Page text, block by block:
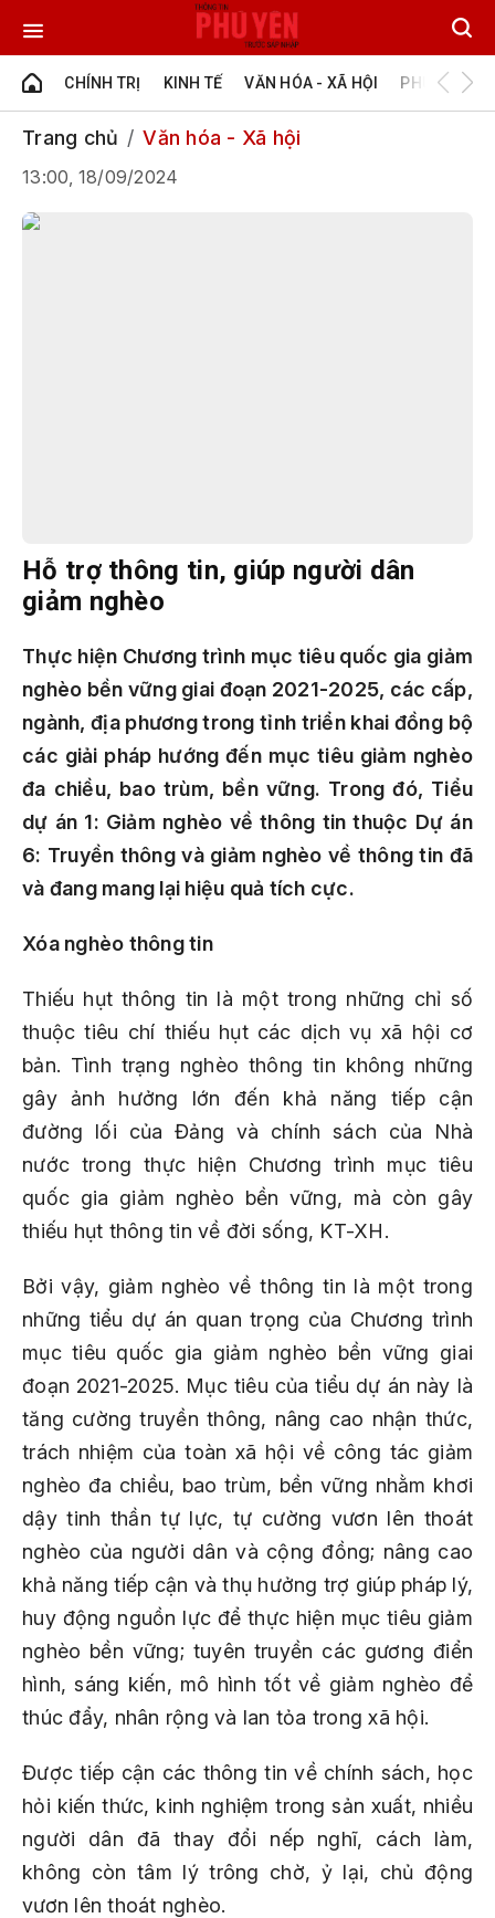
CHÍNH TRỊ KINH TẾ VĂN HÓA - XÃ HỘI PHÚ YÊN -
Trang chủ Văn hóa - Xã hội
13:00, 18/09/2024
Hỗ trợ thông tin, giúp người dân
giảm nghèo
Thực hiện Chương trình mục tiêu quốc gia giảm
nghèo bền vững giai đoạn 2021-2025, các cấp,
ngành, địa phương trong tỉnh triển khai đồng bộ
các giải pháp hướng đến mục tiêu giảm nghèo
đa chiều, bao trùm, bền vững. Trong đó, Tiểu
dự án 1: Giảm nghèo về thông tin thuộc Dự án
6: Truyền thông và giảm nghèo về thông tin đã
và đang mang lại hiệu quả tích cực.
Xóa nghèo thông tin
Thiếu hụt thông tin là một trong những chỉ số
thuộc tiêu chí thiếu hụt các dịch vụ xã hội cơ
bản. Tình trạng nghèo thông tin không những
gây ảnh hưởng lớn đến khả năng tiếp cận
đường lối của Đảng và chính sách của Nhà
nước trong thực hiện Chương trình mục tiêu
quốc gia giảm nghèo bền vững, mà còn gây
thiếu hụt thông tin về đời sống, KT-XH.
Bởi vậy, giảm nghèo về thông tin là một trong
những tiểu dự án quan trọng của Chương trình
mục tiêu quốc gia giảm nghèo bền vững giai
đoạn 2021-2025. Mục tiêu của tiểu dự án này là
tăng cường truyền thông, nâng cao nhận thức,
trách nhiệm của toàn xã hội về công tác giảm
nghèo đa chiều, bao trùm, bền vững nhằm khơi
dậy tinh thần tự lực, tự cường vươn lên thoát
nghèo của người dân và cộng đồng; nâng cao
khả năng tiếp cận và thụ hưởng trợ giúp pháp lý,
huy động nguồn lực để thực hiện mục tiêu giảm
nghèo bền vững; tuyên truyền các gương điển
hình, sáng kiến, mô hình tốt về giảm nghèo để
thúc đẩy, nhân rộng và lan tỏa trong xã hội.
Được tiếp cận các thông tin về chính sách, học
hỏi kiến thức, kinh nghiệm trong sản xuất, nhiều
người dân đã thay đổi nếp nghĩ, cách làm,
không còn tâm lý trông chờ, ỷ lại, chủ động
vươn lên thoát nghèo.